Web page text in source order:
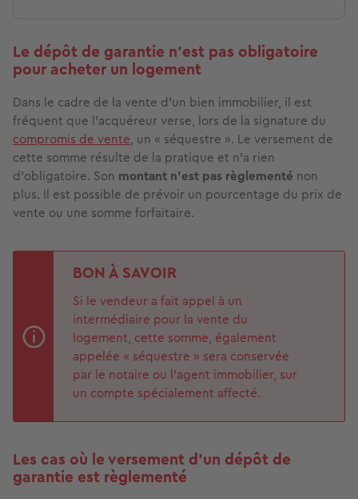
Le dépôt de garantie n'est pas obligatoire
pour acheter un logement
Dans le cadre de la vente d’un bien immobilier, il est
fréquent que l’acquéreur verse, lors de la signature du
compromis de vente, un « séquestre ». Le versement de
cette somme résulte de la pratique et n’a rien
d’obligatoire. Son montant n’est pas règlementé non
plus. Il est possible de prévoir un pourcentage du prix de
vente ou une somme forfaitaire.
BON À SAVOIR
Si le vendeur a fait appel à un
intermédiaire pour la vente du
logement, cette somme, également
appelée « séquestre » sera conservée
par le notaire ou l’agent immobilier, sur
un compte spécialement affecté.
Les cas où le versement d’un dépôt de
garantie est règlementé